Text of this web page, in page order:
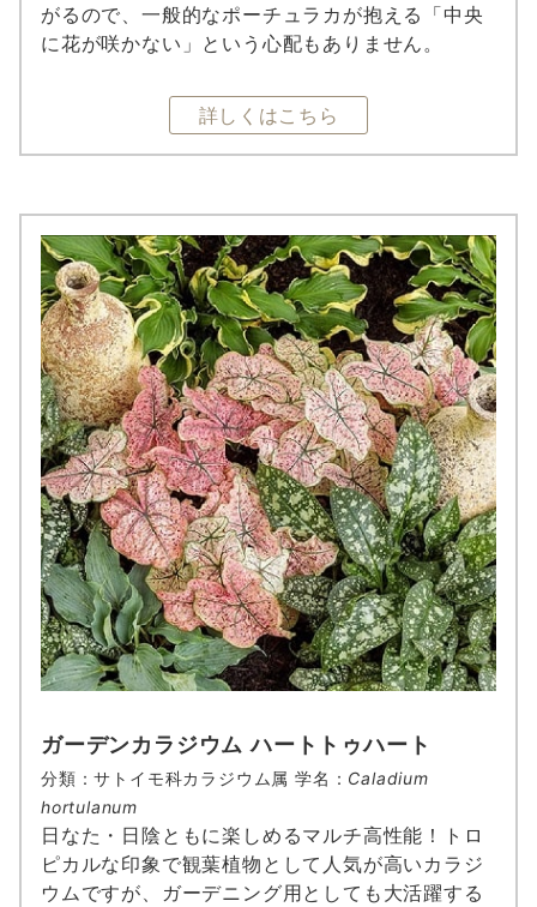
がるので、一般的なポーチュラカが抱える「中央
に花が咲かない」という心配もありません。
詳しくはこちら
ガーデンカラジウム ハートトゥハート
分類：サトイモ科カラジウム属 学名： Caladium
hortulanum
日なた・日陰ともに楽しめるマルチ高性能！トロ
ピカルな印象で観葉植物として人気が高いカラジ
ウムですが、ガーデニング用としても大活躍する